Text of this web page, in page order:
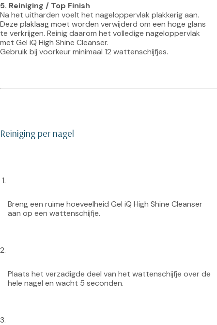
5. Reiniging / Top Finish
Na het uitharden voelt het nageloppervlak plakkerig aan.
Deze plaklaag moet worden verwijderd om een hoge glans
te verkrijgen. Reinig daarom het volledige nageloppervlak
met Gel iQ High Shine Cleanser.
Gebruik bij voorkeur minimaal 12 wattenschijfjes.
Reiniging per nagel
Breng een ruime hoeveelheid Gel iQ High Shine Cleanser
aan op een wattenschijfje.
Plaats het verzadigde deel van het wattenschijfje over de
hele nagel en wacht 5 seconden.